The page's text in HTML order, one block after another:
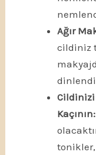
Ağır
cildiniz
Cildinizi
Kaçının: